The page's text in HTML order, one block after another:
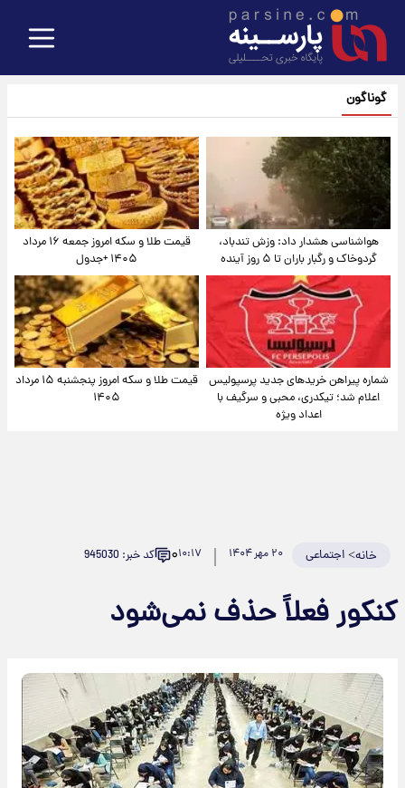
گوناگون
هواشناسی هشدار داد: وزش تندباد،
گردوخاک و رگبار باران تا ۵ روز آینده
قیمت طلا و سکه امروز جمعه ۱۶ مرداد
۱۴۰۵ +جدول
شماره پیراهن خریدهای جدید پرسپولیس
اعلام شد؛ تیکدری، محبی و سرگیف با
اعداد ویژه
قیمت طلا و سکه امروز پنجشنبه ۱۵ مرداد
۱۴۰۵
خانه>اجتماعی ۲۰ مهر ۱۴۰۴ ۱۰:۱۷۰ کد خبر: 945030
کنکور فعلاً حذف نمی‌شود